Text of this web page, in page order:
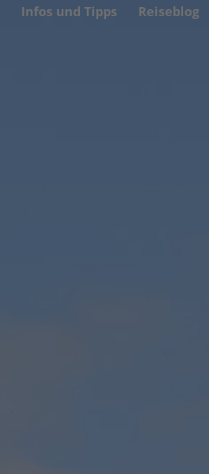
Infos und Tipps Reiseblog